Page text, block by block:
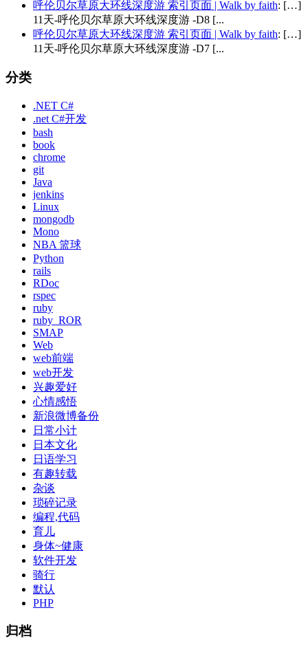
呼伦贝尔草原大环线深度游 索引页面 | Walk by faith: […]
11天-呼伦贝尔草原大环线深度游 -D8 [...
呼伦贝尔草原大环线深度游 索引页面 | Walk by faith: […]
11天-呼伦贝尔草原大环线深度游 -D7 [...
分类
.NET C#
.net C#开发
bash
book
chrome
git
Java
jenkins
Linux
mongodb
Mono
NBA 篮球
Python
rails
RDoc
rspec
ruby
ruby_ROR
SMAP
Web
web前端
web开发
兴趣爱好
心情感悟
新浪微博备份
日常小计
日本文化
日语学习
有趣转载
杂谈
琐碎记录
编程,代码
育儿
身体~健康
软件开发
骑行
默认
PHP
归档